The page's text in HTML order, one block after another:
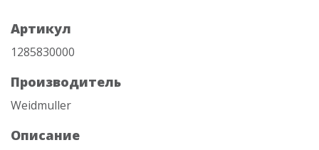
Артикул
1285830000
Производитель
Weidmuller
Описание